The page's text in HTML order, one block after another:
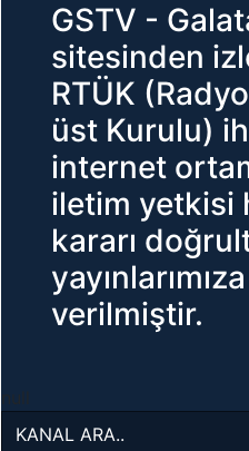
GSTV -
sitesinden
RTÜK
üst Kurulu)
internet
iletim yetkisi
kararı
verilmiştir.